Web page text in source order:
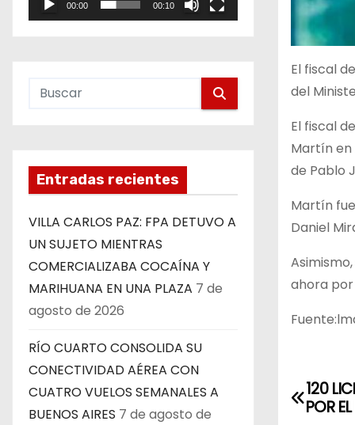
00:00 00:10
Entradas recientes
VILLA CARLOS PAZ: FPA DETUVO A
UN SUJETO MIENTRAS
COMERCIALIZABA COCAÍNA Y
MARIHUANA EN UNA PLAZA 7 de
agosto de 2026
RÍO CUARTO CONSOLIDA SU
CONECTIVIDAD AÉREA CON
CUATRO VUELOS SEMANALES A
BUENOS AIRES 7 de agosto de
El fiscal
del
El fiscal
Martín en
de Pablo
Martín
Daniel
ahora por
N120
POR